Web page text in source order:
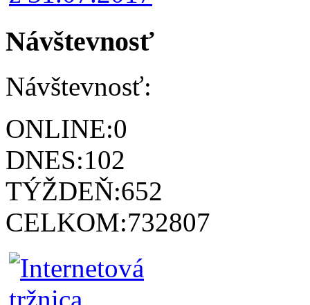
Návštevnosť
Návštevnosť:
ONLINE:0
DNES:102
TÝŽDEŇ:652
CELKOM:732807